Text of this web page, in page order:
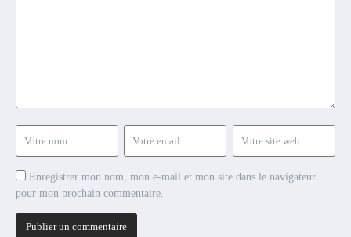
Enregistrer mon nom, mon e-mail et mon site dans le navigateur
pour mon prochain commentaire.